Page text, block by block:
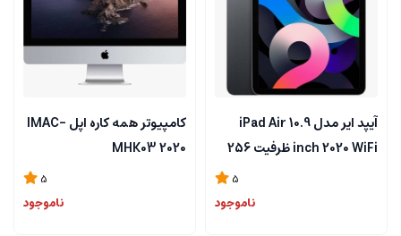
آیپد ایر مدل iPad Air 10.9
inch 2020 WiFi ظرفیت 256
5
ناموجود
کامپیوتر همه کاره اپل IMAC-
MHK03 2020
5
ناموجود